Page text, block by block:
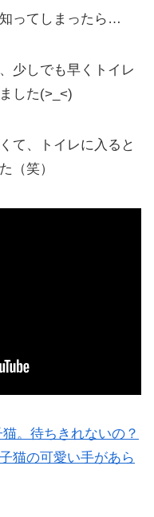
ってしまったら…
少しでも早くトイレ
した(>_<)
て、トイレに入ると
（笑）
。待ちきれないの？
猫の可愛い手があら